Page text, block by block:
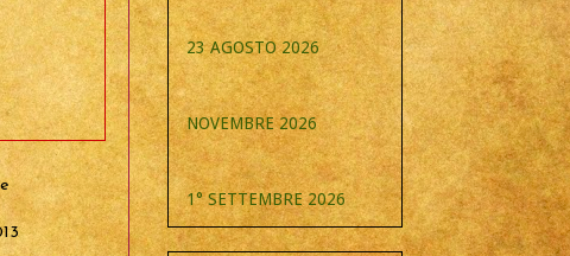
23 AGOSTO 2026
NOVEMBRE 2026
1° SETTEMBRE 2026